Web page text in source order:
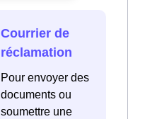
Courrier de
réclamation
Pour envoyer des
documents ou
soumettre une